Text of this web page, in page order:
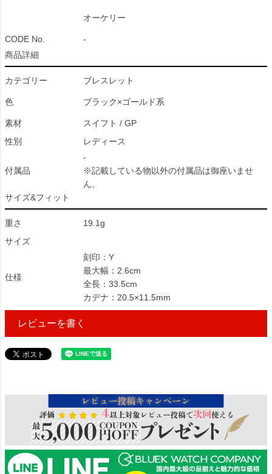
オーケリー
CODE No.
-
商品詳細
カテゴリー ブレスレット
色 ブラック×ゴールド系
素材
スイフト / GP
性別
レディース
付属品
-
※記載している物以外の付属品は御座いませ
ん。
サイズ&フィット
重さ
19.1g
サイズ
仕様
刻印：Y
最大幅：2.6cm
全長：33.5cm
カデナ：20.5×11.5mm
レビューを書く